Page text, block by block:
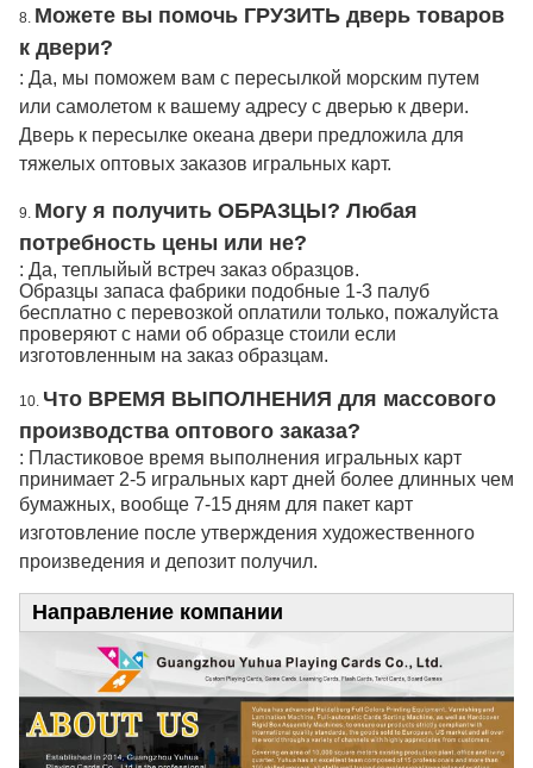
8. Можете вы помочь ГРУЗИТЬ дверь товаров
к двери?
: Да, мы поможем вам с пересылкой морским путем
или самолетом к вашему адресу с дверью к двери.
Дверь к пересылке океана двери предложила для
тяжелых оптовых заказов игральных карт.
9. Могу я получить ОБРАЗЦЫ? Любая
потребность цены или не?
: Да, теплыйый встреч заказ образцов.
Образцы запаса фабрики подобные 1-3 палуб
бесплатно с перевозкой оплатили только, пожалуйста
проверяют с нами об образце стоили если
изготовленным на заказ образцам.
10. Что ВРЕМЯ ВЫПОЛНЕНИЯ для массового
производства оптового заказа?
: Пластиковое время выполнения игральных карт
принимает 2-5 игральных карт дней более длинных чем
бумажных, вообще 7-15дням для пакет карт
изготовление после утверждения художественного
произведения и депозит получил.
Направление компании